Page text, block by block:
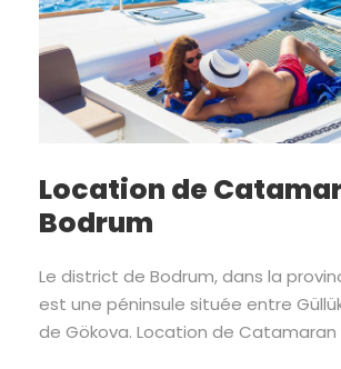
Location de
Bodrum
Le district de Bodrum, dans la
est une péninsule située entre
de Gökova. Location de Catamaran